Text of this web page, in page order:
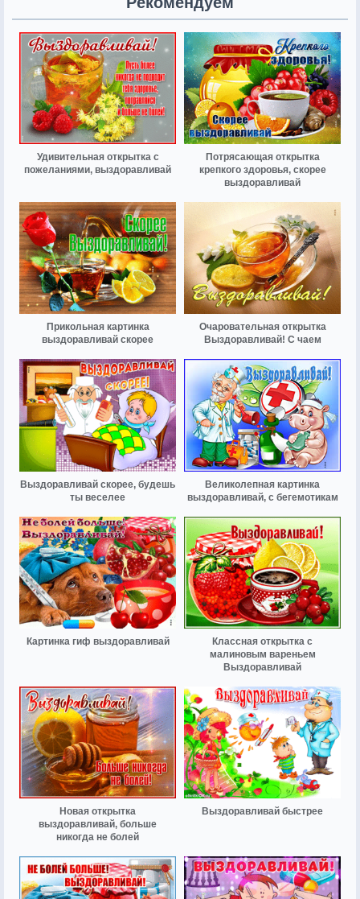
Удивительная открытка с
пожеланиями, выздоравливай
Потрясающая открытка
крепкого здоровья, скорее
выздоравливай
Прикольная картинка
выздоравливай скорее
Очаровательная открытка
Выздоравливай! С чаем
Выздоравливай скорее, будешь
ты веселее
Великолепная картинка
выздоравливай, с бегемотикам
Картинка гиф выздоравливай
Классная открытка с
малиновым вареньем
Выздоравливай
Новая открытка
выздоравливай, больше
никогда не болей
Выздоравливай быстрее